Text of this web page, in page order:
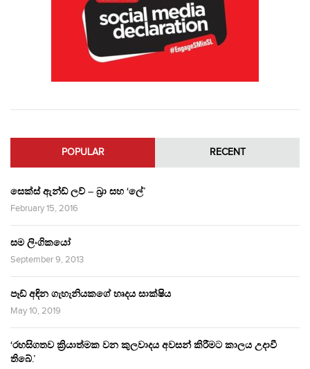
POPULAR RECENT
සෙක්ස් ඇන්ඩ් ලව් – බ්‍රා සහ ‘ලේ’
February 15, 2016
සම ලිංගිකයෝ
September 9, 2013
පෑඩ් අඳින ගැහැනියකගේ හෘදය සාක්ෂිය
May 10, 2019
‘රහසිගතව ක්‍රියාත්මක වන කුලවාදය අවසන් කිරීමට කාලය උදාවී
තිබේ.’